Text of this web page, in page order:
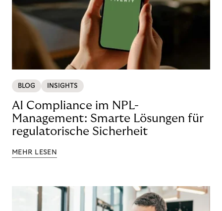
BLOG INSIGHTS
AI Compliance im NPL-
Management: Smarte Lösungen für
regulatorische Sicherheit
MEHR LESEN